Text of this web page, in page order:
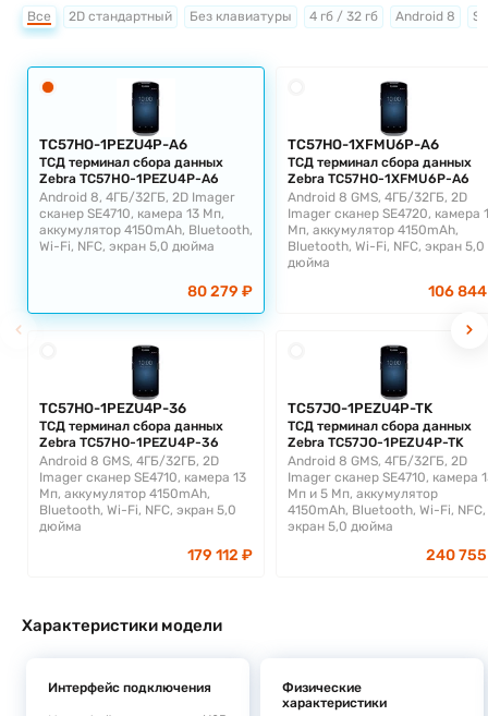
Все 2D стандартный Без клавиатуры 4 гб / 32 гб Android 8
TC57HO-1PEZU4P-A6
ТСД терминал сбора данных
Zebra TC57HO-1PEZU4P-A6
Android 8, 4ГБ/32ГБ, 2D Imager
сканер SE4710, камера 13 Мп,
аккумулятор 4150mAh, Bluetooth,
Wi-Fi, NFC, экран 5,0 дюйма
80 279 ₽
TC57HO-1XFMU6P-A6
ТСД терминал сбора данных
Zebra TC57HO-1XFMU6P-A6
Android 8 GMS, 4ГБ/32ГБ, 2D
Imager сканер SE4720, камера
Мп, аккумулятор 4150mAh,
Bluetooth, Wi-Fi, NFC, экран 5,0
дюйма
106
TC57HO-1PEZU4P-36
ТСД терминал сбора данных
Zebra TC57HO-1PEZU4P-36
Android 8 GMS, 4ГБ/32ГБ, 2D
Imager сканер SE4710, камера 13
Мп, аккумулятор 4150mAh,
Bluetooth, Wi-Fi, NFC, экран 5,0
дюйма
179 112 ₽
TC57JO-1PEZU4P-TK
ТСД терминал сбора данных
Zebra TC57JO-1PEZU4P-TK
Android 8 GMS, 4ГБ/32ГБ, 2D
Imager сканер SE4710, камера
Мп и 5 Мп, аккумулятор
4150mAh, Bluetooth, Wi-Fi, NFC,
экран 5,0 дюйма
240
Характеристики модели
Интерфейс подключения
Физические
характеристики